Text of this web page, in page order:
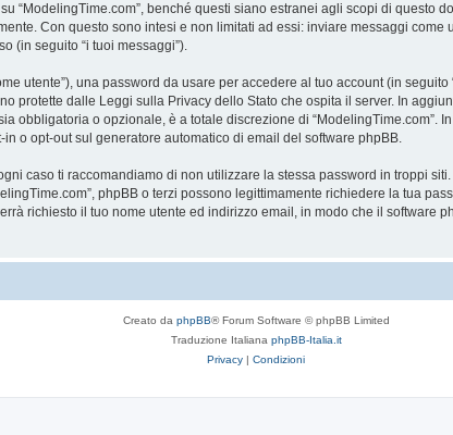
“ModelingTime.com”, benché questi siano estranei agli scopi di questo
Con questo sono intesi e non limitati ad essi: inviare messaggi come
(in seguito “i tuoi messaggi”).
utente”), una password da usare per accedere al tuo account (in
protette dalle Leggi sulla Privacy dello Stato che ospita il server. In
obbligatoria o opzionale, è a totale discrezione di
o opt-out sul generatore automatico di email del software phpBB.
caso ti raccomandiamo di non utilizzare la stessa password in troppi
phpBB o terzi possono legittimamente richiedere la tua
richiesto il tuo nome utente ed indirizzo email, in modo che il
Creato da phpBB® Forum Software © phpBB Limited
Traduzione Italiana phpBB-Italia.it
Privacy | Condizioni